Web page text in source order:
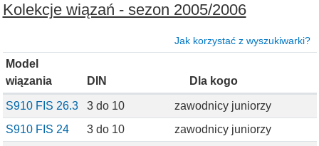
Kolekcje wiązań - sezon 2005/2006
Jak korzystać z wyszukiwarki?
Model
wiązania
DIN Dla kogo
S910 FIS 26.3 3 do 10
zawodnicy juniorzy
S910 FIS 24
3 do 10
zawodnicy juniorzy